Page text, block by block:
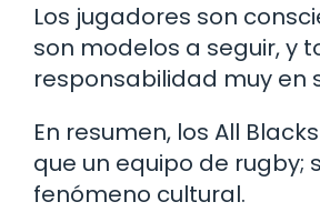
Los jugadores son
son modelos a seguir, y
responsabilidad muy en
En resumen, los All
que un equipo de rugby;
fenómeno cultural.